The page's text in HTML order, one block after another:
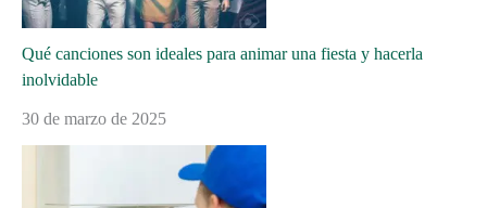
Qué canciones son ideales para animar una fiesta y hacerla
inolvidable
30 de marzo de 2025